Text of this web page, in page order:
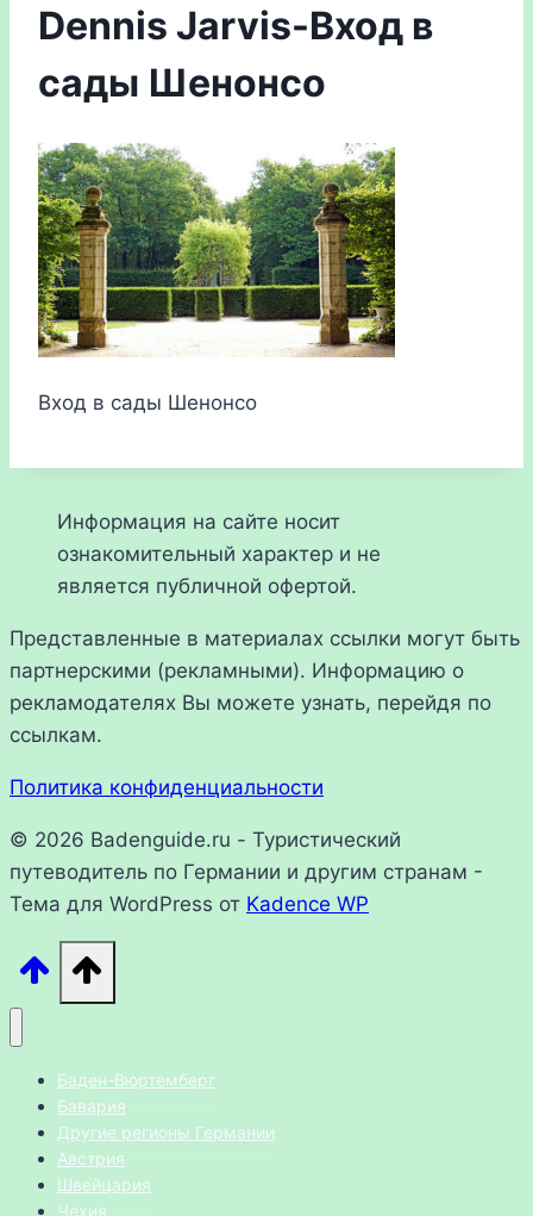
Dennis Jarvis-Вход в
сады Шенонсо
Вход в сады Шенонсо
Информация на сайте носит
ознакомительный характер и не
является публичной офертой.
Представленные в материалах ссылки могут быть
партнерскими (рекламными). Информацию о
рекламодателях Вы можете узнать, перейдя по
ссылкам.
Политика конфиденциальности
© 2026 Badenguide.ru - Туристический
путеводитель по Германии и другим странам -
Тема для WordPress от Kadence WP
Баден-Вюртемберг
Бавария
Другие регионы Германии
Австрия
Швейцария
Чехия